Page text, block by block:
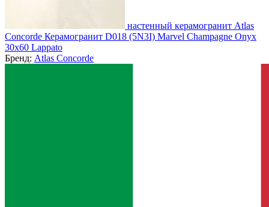
настенный керамогранит Atlas
Concorde Керамогранит D018 (5N3I) Marvel Champagne Onyx
30x60 Lappato
Бренд: Atlas Concorde